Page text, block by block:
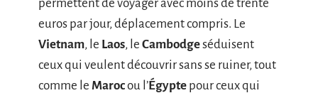
permettent de voyager avec moins de trente
euros par jour, déplacement compris. Le
Vietnam, le Laos, le Cambodgeséduisent
ceux qui veulent découvrir sans se ruiner, tout
comme le Marocou l’Égypte pour ceux qui